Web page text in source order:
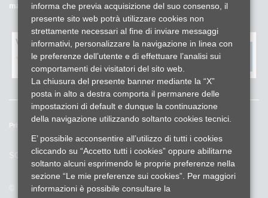
mail.it
Valuta il sito fondo gomma plastica*
Privacy e cookies policy
Lavora con noi
Credits
SOCIAL
© 2025 Fondo Gomma Plastica - Cod.Fiscale 97233020151
informa che previa acquisizione del suo consenso, il
presente sito web potrà utilizzare cookies non
strettamente necessari al fine di inviare messaggi
informativi, personalizzare la navigazione in linea con
le preferenze dell’utente e di effettuare l’analisi sui
comportamenti dei visitatori del sito web.
La chiusura del presente banner mediante la “X”
posta in alto a destra comporta il permanere delle
impostazioni di default e dunque la continuazione
della navigazione utilizzando soltanto cookies tecnici.
E’ possibile acconsentire all’utilizzo di tutti i cookies
cliccando su “Accetto tutti i cookies” oppure abilitarne
soltanto alcuni esprimendo le proprie preferenze nella
sezione “Le mie preferenze sui cookies”. Per maggiori
informazioni è possibile consultare la